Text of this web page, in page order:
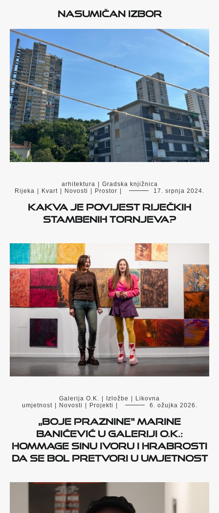
Nasumičan izbor
arhitektura
Gradska knjižnica
Rijeka
Kvart Novosti Prostor 17. srpnja 2024.
Kakva je povijest riječkih
stambenih tornjeva?
Galerija O.K. Izložbe
Likovna
umjetnost
Novosti Projekti 6. ožujka 2026.
„Boje praznine“ Marine
Banićević u Galeriji O.K.:
hommage sinu Ivoru i hrabrosti
da se bol pretvori u umjetnost